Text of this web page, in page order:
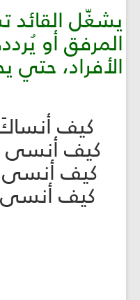
يشغّل القائد
المرفق أو
الأفراد، حتي
كيف
كيف أنسى
كيف
كيف أنسى